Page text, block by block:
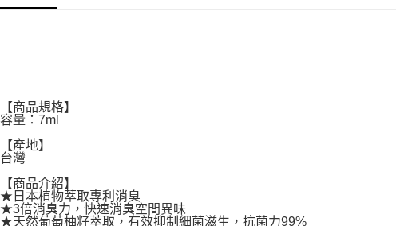
【商品規格】
容量：7ml
【產地】
台灣
【商品介紹】
★日本植物萃取專利消臭
★3倍消臭力，快速消臭空間異味
★天然葡萄柚籽萃取，有效抑制細菌滋生，抗菌力99%